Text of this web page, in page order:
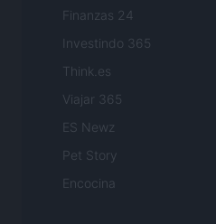
Finanzas 24
Investindo 365
Think.es
Viajar 365
ES Newz
Pet Story
Encocina